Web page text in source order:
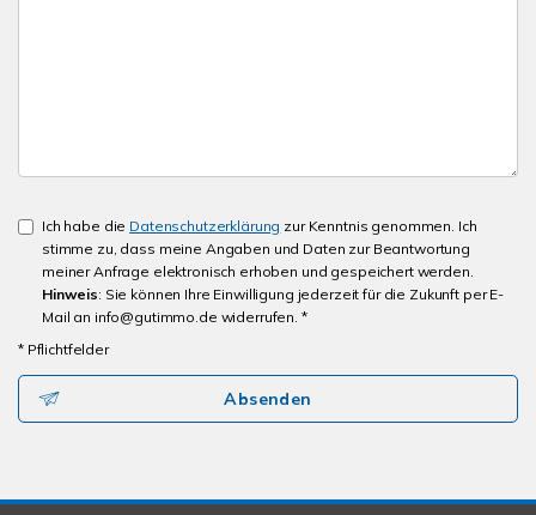
Ich habe die Datenschutzerklärung zur Kenntnis genommen. Ich
stimme zu, dass meine Angaben und Daten zur Beantwortung
meiner Anfrage elektronisch erhoben und gespeichert werden.
Hinweis: Sie können Ihre Einwilligung jederzeit für die Zukunft per E-
Mail an info@gutimmo.de widerrufen. *
* Pflichtfelder
Absenden